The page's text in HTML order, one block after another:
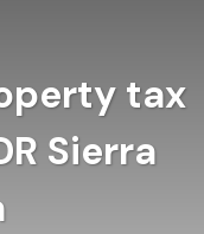
tax
Sierra